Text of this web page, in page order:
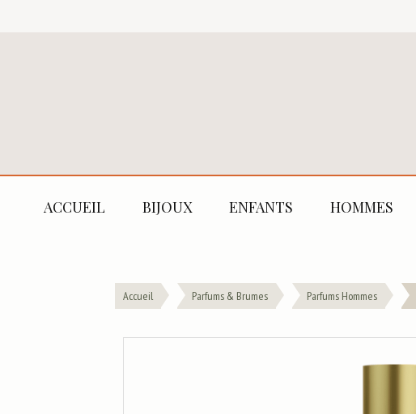
ACCUEIL BIJOUX ENFANTS HOMMES
Accueil Parfums & Brumes Parfums Hommes